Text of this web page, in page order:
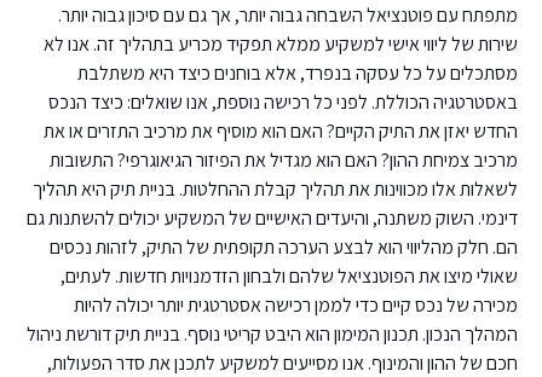
מתפתח עם פוטנציאל השבחה גבוה יותר, אך גם עם סיכון גבוה יותר.
שירות של ליווי אישי למשקיע ממלא תפקיד מכריע בתהליך זה. אנו לא
מסתכלים על כל עסקה בנפרד, אלא בוחנים כיצד היא משתלבת
באסטרטגיה הכוללת. לפני כל רכישה נוספת, אנו שואלים: כיצד הנכס
החדש יאזן את התיק הקיים? האם הוא מוסיף את מרכיב התזרים או את
מרכיב צמיחת ההון? האם הוא מגדיל את הפיזור הגיאוגרפי? התשובות
לשאלות אלו מכווינות את תהליך קבלת ההחלטות. בניית תיק היא תהליך
דינמי. השוק משתנה, והיעדים האישיים של המשקיע יכולים להשתנות גם
הם. חלק מהליווי הוא לבצע הערכה תקופתית של התיק, לזהות נכסים
שאולי מיצו את הפוטנציאל שלהם ולבחון הזדמנויות חדשות. לעתים,
מכירה של נכס קיים כדי לממן רכישה אסטרטגית יותר יכולה להיות
המהלך הנכון. תכנון המימון הוא היבט קריטי נוסף. בניית תיק דורשת ניהול
חכם של ההון והמינוף. אנו מסייעים למשקיע לתכנן את סדר הפעולות,